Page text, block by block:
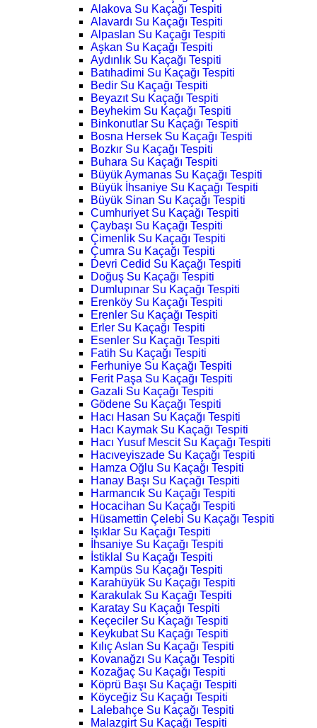
Alakova Su Kaçağı Tespiti
Alavardı Su Kaçağı Tespiti
Alpaslan Su Kaçağı Tespiti
Aşkan Su Kaçağı Tespiti
Aydınlık Su Kaçağı Tespiti
Batıhadimi Su Kaçağı Tespiti
Bedir Su Kaçağı Tespiti
Beyazıt Su Kaçağı Tespiti
Beyhekim Su Kaçağı Tespiti
Binkonutlar Su Kaçağı Tespiti
Bosna Hersek Su Kaçağı Tespiti
Bozkır Su Kaçağı Tespiti
Buhara Su Kaçağı Tespiti
Büyük Aymanas Su Kaçağı Tespiti
Büyük İhsaniye Su Kaçağı Tespiti
Büyük Sinan Su Kaçağı Tespiti
Cumhuriyet Su Kaçağı Tespiti
Çaybaşı Su Kaçağı Tespiti
Çimenlik Su Kaçağı Tespiti
Çumra Su Kaçağı Tespiti
Devri Cedid Su Kaçağı Tespiti
Doğuş Su Kaçağı Tespiti
Dumlupınar Su Kaçağı Tespiti
Erenköy Su Kaçağı Tespiti
Erenler Su Kaçağı Tespiti
Erler Su Kaçağı Tespiti
Esenler Su Kaçağı Tespiti
Fatih Su Kaçağı Tespiti
Ferhuniye Su Kaçağı Tespiti
Ferit Paşa Su Kaçağı Tespiti
Gazali Su Kaçağı Tespiti
Gödene Su Kaçağı Tespiti
Hacı Hasan Su Kaçağı Tespiti
Hacı Kaymak Su Kaçağı Tespiti
Hacı Yusuf Mescit Su Kaçağı Tespiti
Hacıveyiszade Su Kaçağı Tespiti
Hamza Oğlu Su Kaçağı Tespiti
Hanay Başı Su Kaçağı Tespiti
Harmancık Su Kaçağı Tespiti
Hocacihan Su Kaçağı Tespiti
Hüsamettin Çelebi Su Kaçağı Tespiti
Işıklar Su Kaçağı Tespiti
İhsaniye Su Kaçağı Tespiti
İstiklal Su Kaçağı Tespiti
Kampüs Su Kaçağı Tespiti
Karahüyük Su Kaçağı Tespiti
Karakulak Su Kaçağı Tespiti
Karatay Su Kaçağı Tespiti
Keçeciler Su Kaçağı Tespiti
Keykubat Su Kaçağı Tespiti
Kılıç Aslan Su Kaçağı Tespiti
Kovanağzı Su Kaçağı Tespiti
Kozağaç Su Kaçağı Tespiti
Köprü Başı Su Kaçağı Tespiti
Köyceğiz Su Kaçağı Tespiti
Lalebahçe Su Kaçağı Tespiti
Malazgirt Su Kaçağı Tespiti